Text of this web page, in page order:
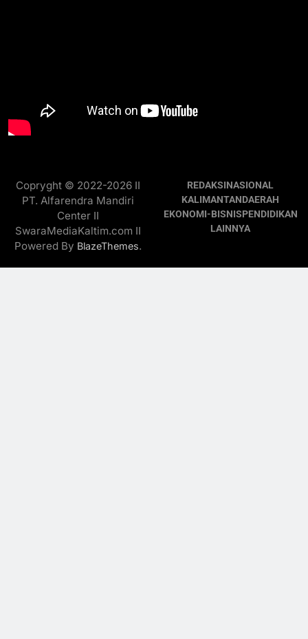
Copryght © 2022-2026 II
PT. Alfarendra Mandiri
Center II
SwaraMediaKaltim.com II
Powered By BlazeThemes.
REDAKSINASIONAL
KALIMANTANDAERAH
EKONOMI-BISNISPENDIDIKAN
LAINNYA